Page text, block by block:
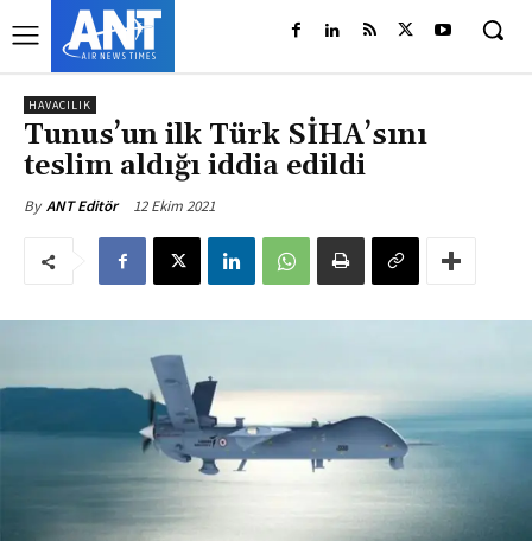
HAVACILIK
Tunus’un ilk Türk SİHA’sını
teslim aldığı iddia edildi
By ANT Editör 12 Ekim 2021